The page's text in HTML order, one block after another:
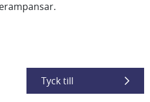
Tyck till